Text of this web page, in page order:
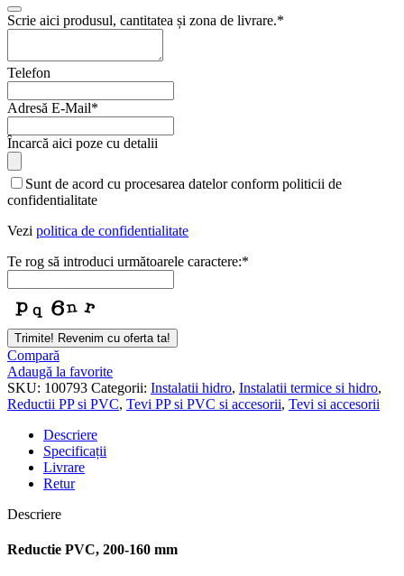
Scrie aici produsul, cantitatea și zona de livrare.*
Telefon
Adresă E-Mail*
Company
Name
Încarcă aici poze cu detalii
Sunt de acord cu procesarea datelor conform politicii de
confidentialitate
Vezi politica de confidentialitate
Te rog să introduci următoarele caractere:*
Trimite! Revenim cu oferta ta!
Compară
Adaugă la favorite
SKU: 100793 Categorii: Instalatii hidro, Instalatii termice si hidro,
Reductii PP si PVC, Tevi PP si PVC si accesorii, Tevi si accesorii
Descriere
Specificații
Livrare
Retur
Descriere
Reductie PVC, 200-160 mm